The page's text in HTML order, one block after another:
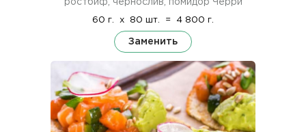
ростбиф, чернослив, помидор Черри
60 г. x 80 шт. = 4 800 г.
Заменить